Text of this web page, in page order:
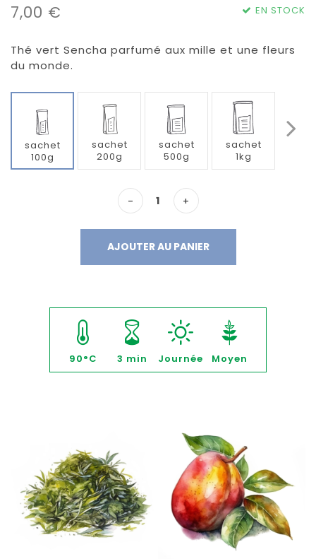
7,00 €
EN STOCK
Thé vert Sencha parfumé aux mille et une fleurs
du monde.
sachet
100g
sachet
200g
sachet
500g
sachet
1kg
- +
AJOUTER AU PANIER
90°C 3 min Journée Moyen